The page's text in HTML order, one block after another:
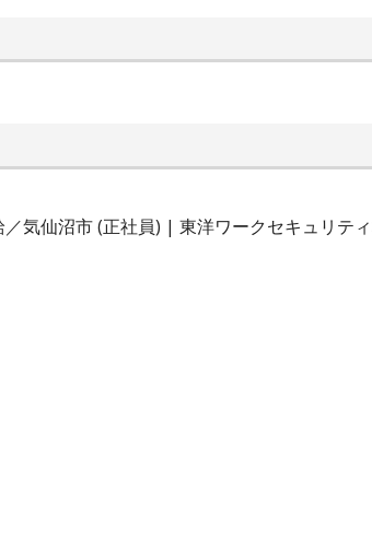
気仙沼市 (正社員) | 東洋ワークセキュリテ